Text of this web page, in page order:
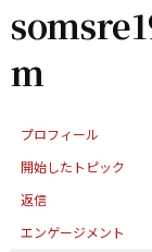
ム
m
プロフィール
開始したトピック
返信
エンゲージメント